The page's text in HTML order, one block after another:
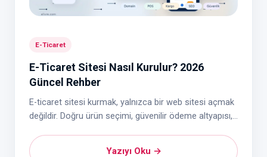
E-Ticaret
E-Ticaret Sitesi Nasıl Kurulur? 2026
Güncel Rehber
E-ticaret sitesi kurmak, yalnızca bir web sitesi açmak
değildir. Doğru ürün seçimi, güvenilir ödeme altyapısı,...
Yazıyı Oku →